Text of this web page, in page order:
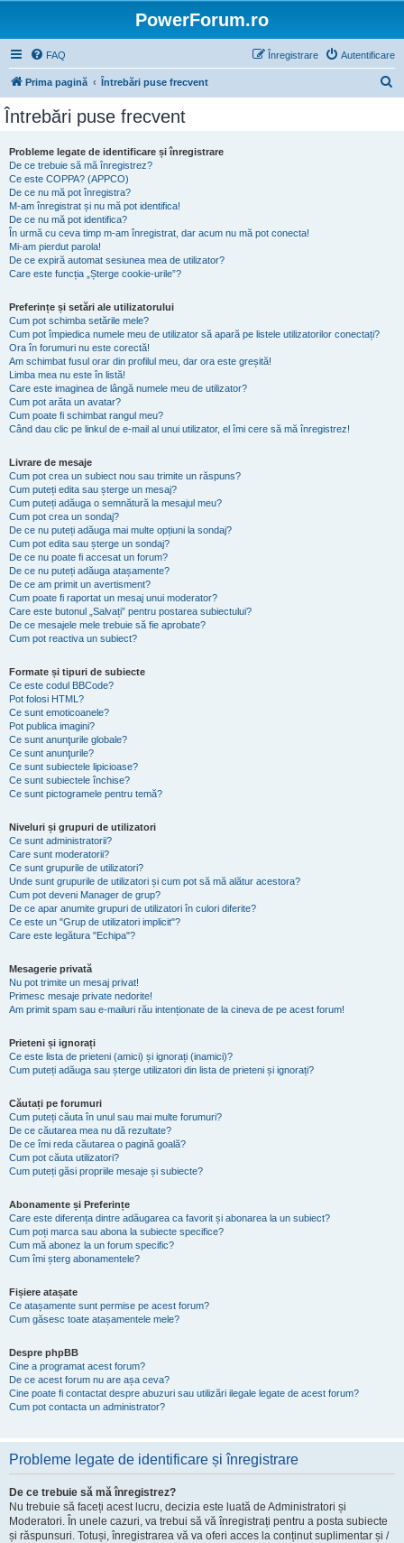
PowerForum.ro
FAQ Autentificare
Înregistrare
Prima pagină Întrebări puse frecvent
Întrebări puse frecvent
Probleme legate de identificare și înregistrare
De ce trebuie să mă înregistrez?
Ce este COPPA? (APPCO)
De ce nu mă pot înregistra?
M-am înregistrat și nu mă pot identifica!
De ce nu mă pot identifica?
În urmă cu ceva timp m-am înregistrat, dar acum nu mă pot conecta!
Mi-am pierdut parola!
De ce expiră automat sesiunea mea de utilizator?
Care este funcția „Șterge cookie-urile”?
Preferințe și setări ale utilizatorului
Cum pot schimba setările mele?
Cum pot împiedica numele meu de utilizator să apară pe listele utilizatorilor conectați?
Ora în forumuri nu este corectă!
Am schimbat fusul orar din profilul meu, dar ora este greșită!
Limba mea nu este în listă!
Care este imaginea de lângă numele meu de utilizator?
Cum pot arăta un avatar?
Cum poate fi schimbat rangul meu?
Când dau clic pe linkul de e-mail al unui utilizator, el îmi cere să mă înregistrez!
Livrare de mesaje
Cum pot crea un subiect nou sau trimite un răspuns?
Cum puteți edita sau șterge un mesaj?
Cum puteți adăuga o semnătură la mesajul meu?
Cum pot crea un sondaj?
De ce nu puteți adăuga mai multe opțiuni la sondaj?
Cum pot edita sau șterge un sondaj?
De ce nu poate fi accesat un forum?
De ce nu puteți adăuga atașamente?
De ce am primit un avertisment?
Cum poate fi raportat un mesaj unui moderator?
Care este butonul „Salvați” pentru postarea subiectului?
De ce mesajele mele trebuie să fie aprobate?
Cum pot reactiva un subiect?
Formate și tipuri de subiecte
Ce este codul BBCode?
Pot folosi HTML?
Ce sunt emoticoanele?
Pot publica imagini?
Ce sunt anunţurile globale?
Ce sunt anunţurile?
Ce sunt subiectele lipicioase?
Ce sunt subiectele închise?
Ce sunt pictogramele pentru temă?
Niveluri și grupuri de utilizatori
Ce sunt administratorii?
Care sunt moderatorii?
Ce sunt grupurile de utilizatori?
Unde sunt grupurile de utilizatori și cum pot să mă alătur acestora?
Cum pot deveni Manager de grup?
De ce apar anumite grupuri de utilizatori în culori diferite?
Ce este un "Grup de utilizatori implicit"?
Care este legătura "Echipa"?
Mesagerie privată
Nu pot trimite un mesaj privat!
Primesc mesaje private nedorite!
Am primit spam sau e-mailuri rău intenționate de la cineva de pe acest forum!
Prieteni și ignorați
Ce este lista de prieteni (amici) și ignorați (inamici)?
Cum puteți adăuga sau șterge utilizatori din lista de prieteni și ignorați?
Căutați pe forumuri
Cum puteți căuta în unul sau mai multe forumuri?
De ce căutarea mea nu dă rezultate?
De ce îmi reda căutarea o pagină goală?
Cum pot căuta utilizatori?
Cum puteți găsi propriile mesaje și subiecte?
Abonamente și Preferințe
Care este diferența dintre adăugarea ca favorit și abonarea la un subiect?
Cum poți marca sau abona la subiecte specifice?
Cum mă abonez la un forum specific?
Cum îmi șterg abonamentele?
Fișiere atașate
Ce atașamente sunt permise pe acest forum?
Cum găsesc toate atașamentele mele?
Despre phpBB
Cine a programat acest forum?
De ce acest forum nu are așa ceva?
Cine poate fi contactat despre abuzuri sau utilizări ilegale legate de acest forum?
Cum pot contacta un administrator?
Probleme legate de identificare și înregistrare
De ce trebuie să mă înregistrez?
Nu trebuie să faceți acest lucru, decizia este luată de Administratori și
Moderatori. În unele cazuri, va trebui să vă înregistrați pentru a posta subiecte
și răspunsuri. Totuși, înregistrarea vă va oferi acces la conținut suplimentar și /